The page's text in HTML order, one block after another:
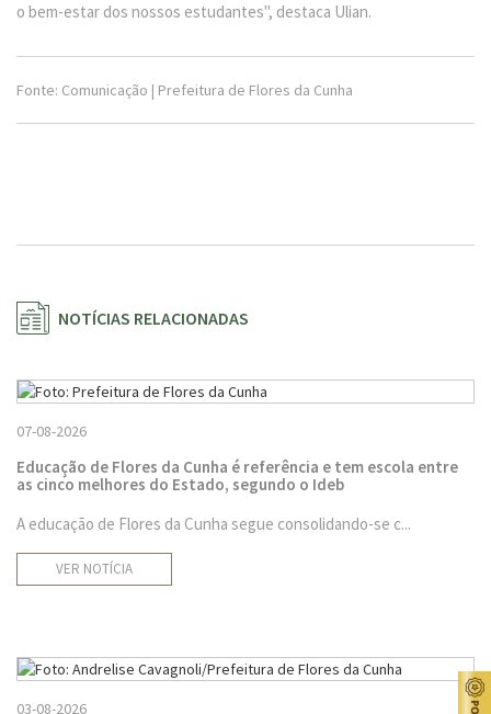
o bem-estar dos nossos estudantes", destaca Ulian.
Fonte: Comunicação | Prefeitura de Flores da Cunha
NOTÍCIAS RELACIONADAS
07-08-2026
Educação de Flores da Cunha é referência e tem escola entre
as cinco melhores do Estado, segundo o Ideb
A educação de Flores da Cunha segue consolidando-se c...
VER NOTÍCIA
03-08-2026